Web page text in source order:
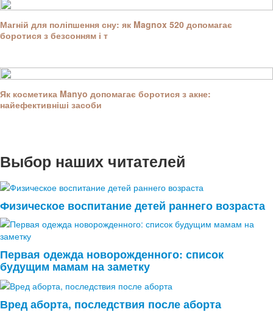
Магній для поліпшення сну: як Magnox 520 допомагає
боротися з безсонням і т
Як косметика Manyo допомагає боротися з акне:
найефективніші засоби
Выбор наших читателей
Физическое воспитание детей раннего возраста
Первая одежда новорожденного: список
будущим мамам на заметку
Вред аборта, последствия после аборта